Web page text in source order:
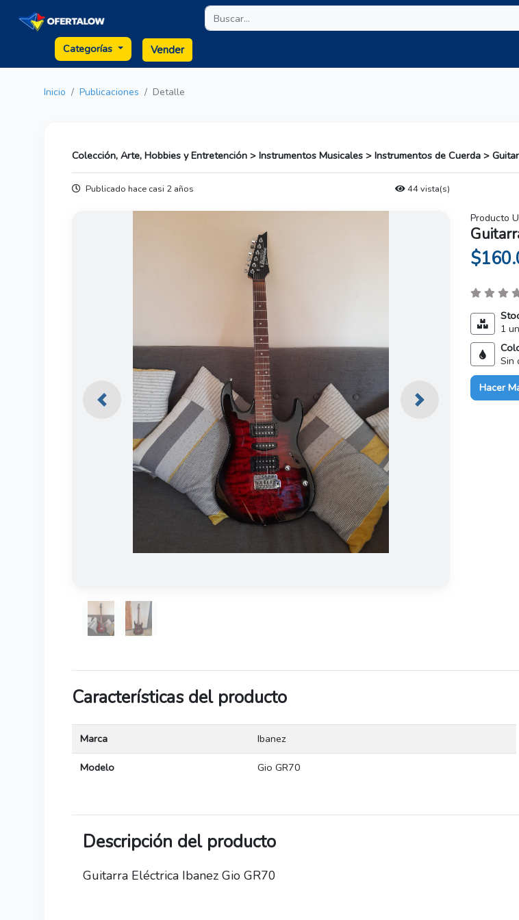
Categorías Vender
Inicio Publicaciones Detalle
Colección, Arte, Hobbies y Entretención > Instrumentos Musicales > Instrumentos de Cuerda >
Publicado hace casi 2 años 44 vista(s)
Previous Next
Producto
1
Sin
Hacer
Características del producto
Marca Ibanez
Modelo Gio GR70
Descripción del producto
Guitarra Eléctrica Ibanez Gio GR70